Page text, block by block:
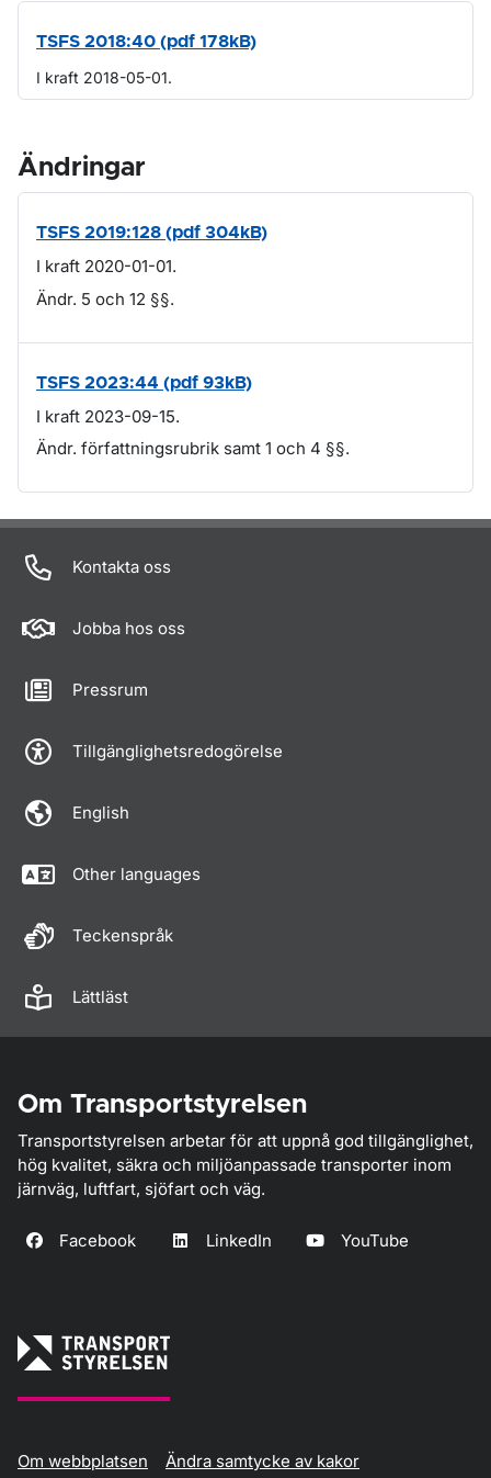
TSFS 2018:40 (pdf 178kB)
I kraft 2018-05-01.
Ändringar
TSFS 2019:128 (pdf 304kB)
I kraft 2020-01-01.
Ändr. 5 och 12 §§.
TSFS 2023:44 (pdf 93kB)
I kraft 2023-09-15.
Ändr. författningsrubrik samt 1 och 4 §§.
Om sidan
Kontakta oss
Jobba hos oss
Pressrum
Tillgänglighetsredogörelse
English
Other languages
Teckenspråk
Lättläst
Om Transportstyrelsen
Transportstyrelsen arbetar för att uppnå god tillgänglighet,
hög kvalitet, säkra och miljöanpassade transporter inom
järnväg, luftfart, sjöfart och väg.
Facebook LinkedIn YouTube
Om webbplatsen Ändra samtycke av kakor